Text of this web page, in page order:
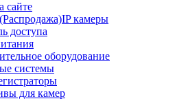
сайте
IP камеры
доступа
оборудование
системы
для камер